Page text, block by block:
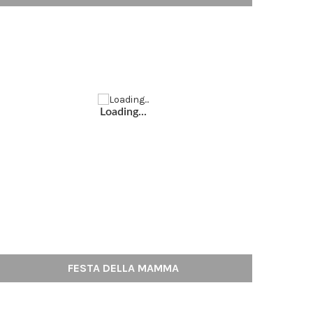
Loading...
FESTA DELLA MAMMA